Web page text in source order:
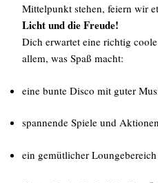
Mittelpunkt stehen, feiern wir
Licht und die Freude!
Dich erwartet eine richtig
allem, was Spaß macht:
eine bunte Disco mit guter
spannende Spiele und
ein gemütlicher